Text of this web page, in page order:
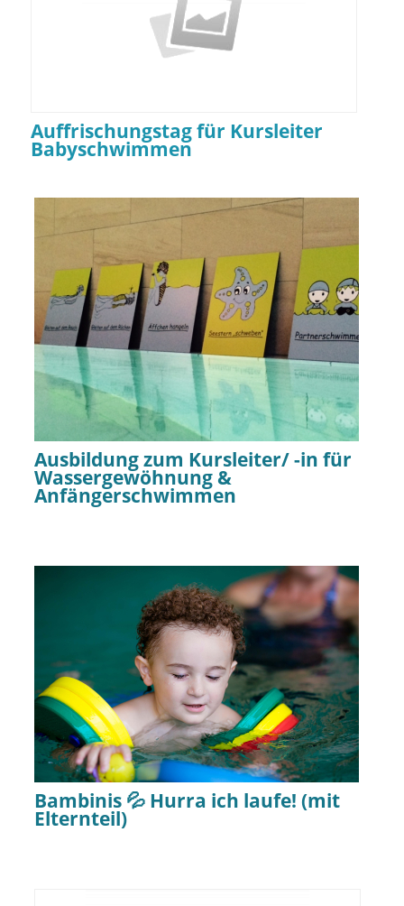
Auffrischungstag für Kursleiter
Babyschwimmen
Ausbildung zum Kursleiter/ -in für
Wassergewöhnung &
Anfängerschwimmen
Bambinis 💦 Hurra ich laufe! (mit
Elternteil)